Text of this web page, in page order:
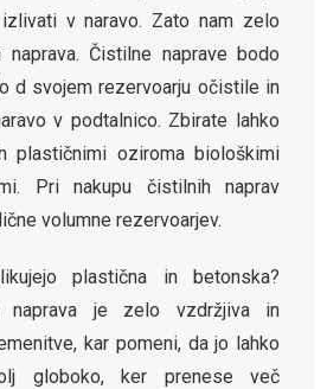
v naravo. Zato nam zelo
Čistilne naprave bodo
d svojem rezervoarju očistile in
v podtalnico. Zbirate lahko
plastičnimi oziroma biološkimi
Pri nakupu čistilnih naprav
volumne rezervoarjev.
plastična in betonska?
naprava je zelo vzdržjiva in
kar pomeni, da jo lahko
globoko, ker prenese več